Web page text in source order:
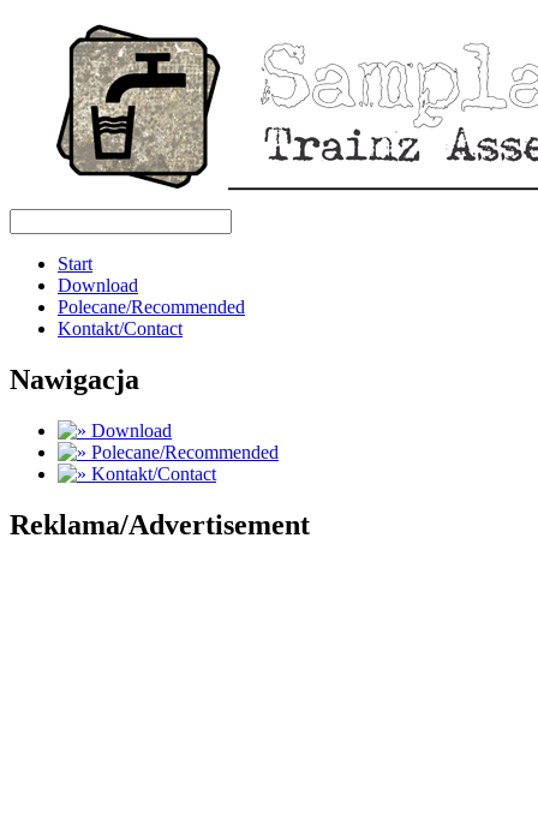
Start
Download
Polecane/Recommended
Kontakt/Contact
Nawigacja
Download
Polecane/Recommended
Kontakt/Contact
Reklama/Advertisement